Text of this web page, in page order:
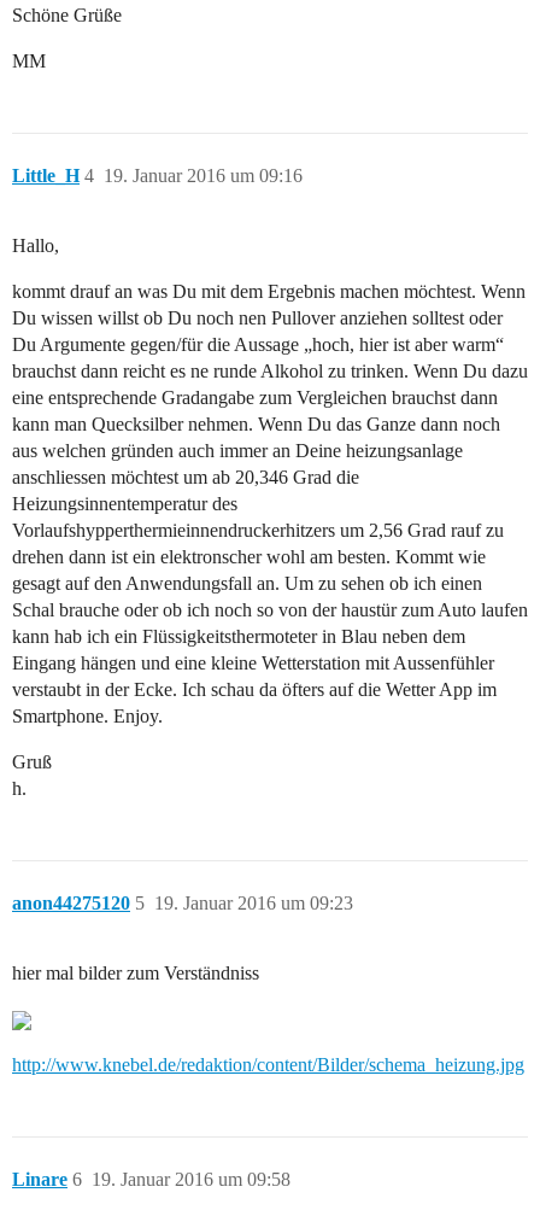
Schöne Grüße
MM
Little_H 19. Januar 2016 um 09:16
4
Hallo,
kommt drauf an was Du mit dem Ergebnis machen möchtest. Wenn
Du wissen willst ob Du noch nen Pullover anziehen solltest oder
Du Argumente gegen/für die Aussage „hoch, hier ist aber warm“
brauchst dann reicht es ne runde Alkohol zu trinken. Wenn Du dazu
eine entsprechende Gradangabe zum Vergleichen brauchst dann
kann man Quecksilber nehmen. Wenn Du das Ganze dann noch
aus welchen gründen auch immer an Deine heizungsanlage
anschliessen möchtest um ab 20,346 Grad die
Heizungsinnentemperatur des
Vorlaufshypperthermieinnendruckerhitzers um 2,56 Grad rauf zu
drehen dann ist ein elektronscher wohl am besten. Kommt wie
gesagt auf den Anwendungsfall an. Um zu sehen ob ich einen
Schal brauche oder ob ich noch so von der haustür zum Auto laufen
kann hab ich ein Flüssigkeitsthermoteter in Blau neben dem
Eingang hängen und eine kleine Wetterstation mit Aussenfühler
verstaubt in der Ecke. Ich schau da öfters auf die Wetter App im
Smartphone. Enjoy.
Gruß
h.
anon44275120 19. Januar 2016 um 09:23
5
hier mal bilder zum Verständniss
http://www.knebel.de/redaktion/content/Bilder/schema_heizung.jpg
Linare 19. Januar 2016 um 09:58
6